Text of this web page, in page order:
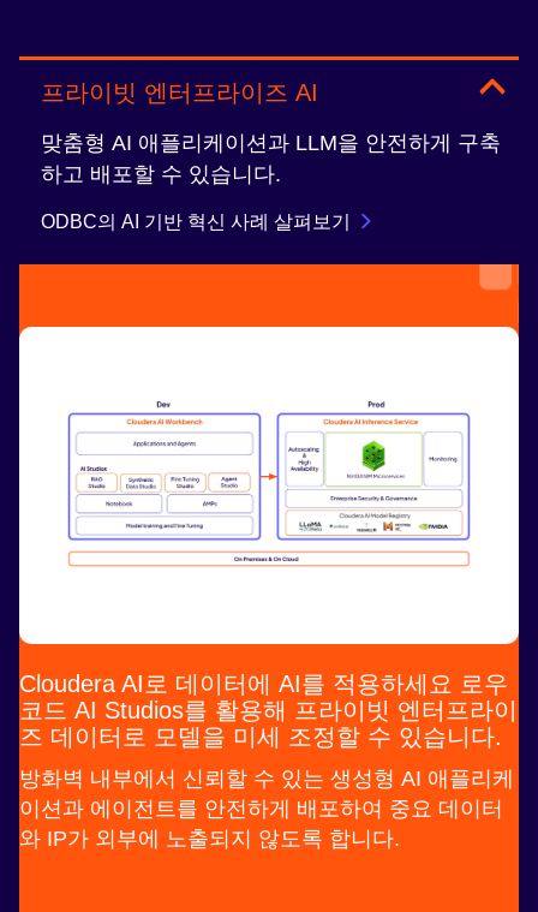
프라이빗 엔터프라이즈 AI
맞춤형 AI 애플리케이션과 LLM을 안전하게 구축
하고 배포할 수 있습니다.
ODBC의 AI 기반 혁신 사례 살펴보기
Cloudera AI로 데이터에 AI를 적용하세요 로우
코드 AI Studios를 활용해 프라이빗 엔터프라이
즈 데이터로 모델을 미세 조정할 수 있습니다.
방화벽 내부에서 신뢰할 수 있는 생성형 AI 애플리케
이션과 에이전트를 안전하게 배포하여 중요 데이터
와 IP가 외부에 노출되지 않도록 합니다.